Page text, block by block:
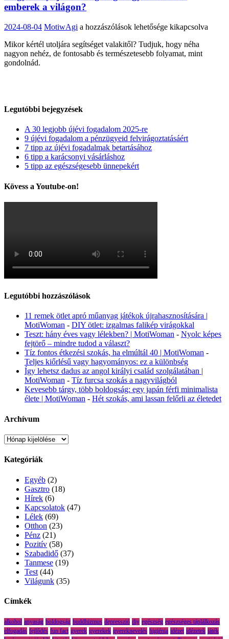
emberek a világon?
2024-08-04 MotiwAgi Hogyan
segítséget
egymásnak
a hozzászólások lehetősége kikapcsolva
Mikor kértél utoljára segítséget valakitől? Tudjuk, hogy néha
nagyon nehéz, de fontosabb és természetesebb folyamat, mint
gondolnád.
Legutóbbi bejegyzések
A 30 legjobb újévi fogadalom 2025-re
9 újévi fogadalom a pénzügyeid felvirágoztatásáért
7 tipp az újévi fogadalmak betartásához
6 tipp a karácsonyi vásárláshoz
5 tipp az egészségesebb ünnepekért
Kövess a Youtube-on!
Legutóbbi hozzászólások
11 remek ötlet apró műanyag játékok újrahasznosítására |
MotiWoman - DIY ötlet: izgalmas falikép virágokkal
Teszt: hány éves vagy lélekben? | MotiWoman - Nyolc képes
fejtörő – mindre tudod a választ?
Tíz fontos étkezési szokás, ha elmúltál 40 | MotiWoman -
Teljes kiőrlésű vagy hagyományos: ez a különbség
Így lehetsz dadus az angol királyi család szolgálatában |
MotiWoman - Tíz furcsa szokás a nagyvilágból
Kevesebb tárgy, több boldogság: egy japán férfi minimalista
élete | MotiWoman - Hét szokás, ami lassan felőrli az életedet
Archívum
Archívum
Kategóriák
Egyéb (2)
Gasztro (18)
Hírek (6)
Kapcsolatok (47)
Lélek (69)
Otthon (23)
Pénz (21)
Pozitív (58)
Szabadidő (37)
Tanmese (19)
Test (44)
Világunk (35)
Címkék
alkohol anyaság boldogság buddhizmus depresszió diy egészség egészséges táplálkozás
elfogadás fejlődés fun fact gyerek gyerekek gyereknevelés higiénia idézet idézetek játék